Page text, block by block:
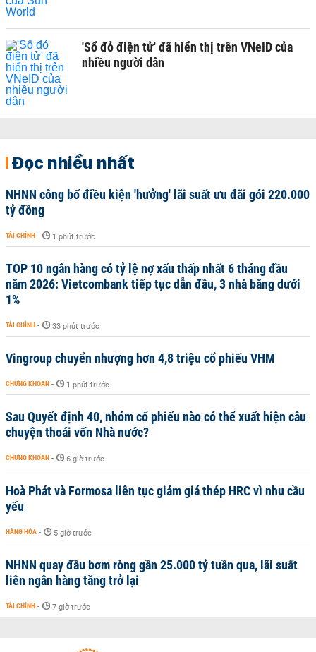
'Sổ đỏ điện tử' đã hiển thị trên VNeID của
nhiều người dân
Đọc nhiều nhất
NHNN công bố điều kiện 'hưởng' lãi suất ưu đãi gói 220.000
tỷ đồng
TÀI CHÍNH - 1 phút trước
TOP 10 ngân hàng có tỷ lệ nợ xấu thấp nhất 6 tháng đầu
năm 2026: Vietcombank tiếp tục dẫn đầu, 3 nhà băng dưới
1%
TÀI CHÍNH - 33 phút trước
Vingroup chuyển nhượng hơn 4,8 triệu cổ phiếu VHM
CHỨNG KHOÁN - 1 phút trước
Sau Quyết định 40, nhóm cổ phiếu nào có thể xuất hiện câu
chuyện thoái vốn Nhà nước?
CHỨNG KHOÁN - 6 giờ trước
Hoà Phát và Formosa liên tục giảm giá thép HRC vì nhu cầu
yếu
HÀNG HÓA - 5 giờ trước
NHNN quay đầu bơm ròng gần 25.000 tỷ tuần qua, lãi suất
liên ngân hàng tăng trở lại
TÀI CHÍNH - 7 giờ trước